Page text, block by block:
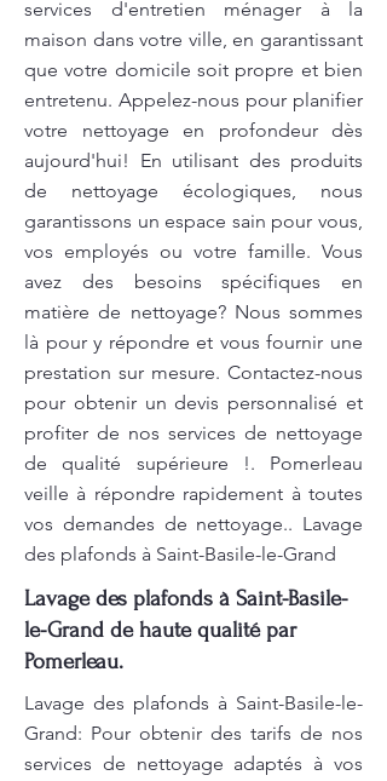
services d'entretien ménager à la
maison dans votre ville, en garantissant
que votre domicile soit propre et bien
entretenu. Appelez-nous pour planifier
votre nettoyage en profondeur dès
aujourd'hui! En utilisant des produits
de nettoyage écologiques, nous
garantissons un espace sain pour vous,
vos employés ou votre famille. Vous
avez des besoins spécifiques en
matière de nettoyage? Nous sommes
là pour y répondre et vous fournir une
prestation sur mesure. Contactez-nous
pour obtenir un devis personnalisé et
profiter de nos services de nettoyage
de qualité supérieure !. Pomerleau
veille à répondre rapidement à toutes
vos demandes de nettoyage.. Lavage
des plafonds à Saint-Basile-le-Grand
Lavage des plafonds à Saint-Basile-
le-Grand de haute qualité par
Pomerleau.
Lavage des plafonds à Saint-Basile-le-
Grand: Pour obtenir des tarifs de nos
services de nettoyage adaptés à vos